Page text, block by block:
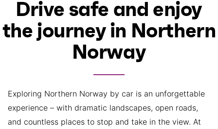
Drive safe and enjoy
the journey in Northern
Norway
Exploring Northern Norway by car is an unforgettable
experience – with dramatic landscapes, open roads,
and countless places to stop and take in the view. At